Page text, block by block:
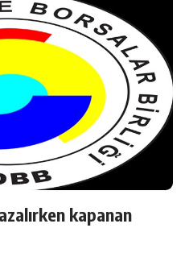
kapanan